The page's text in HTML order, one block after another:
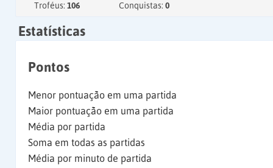
Troféus: 106 Conquistas: 0
Estatísticas
Pontos
Menor pontuação em uma partida
Maior pontuação em uma partida
Média por partida
Soma em todas as partidas
Média por minuto de partida